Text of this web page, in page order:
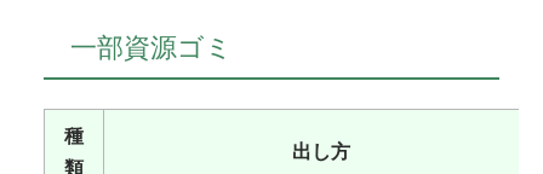
一部資源ゴミ
種
類
出し方